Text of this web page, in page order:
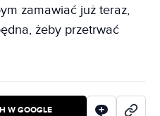
zamawiać już teraz,
żeby przetrwać
W GOOGLE